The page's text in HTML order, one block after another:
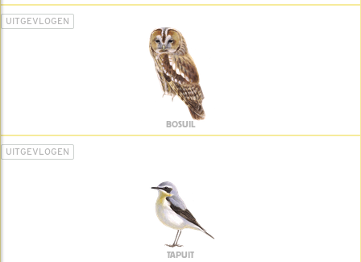
UITGEVLOGEN
BOSUIL
UITGEVLOGEN
TAPUIT